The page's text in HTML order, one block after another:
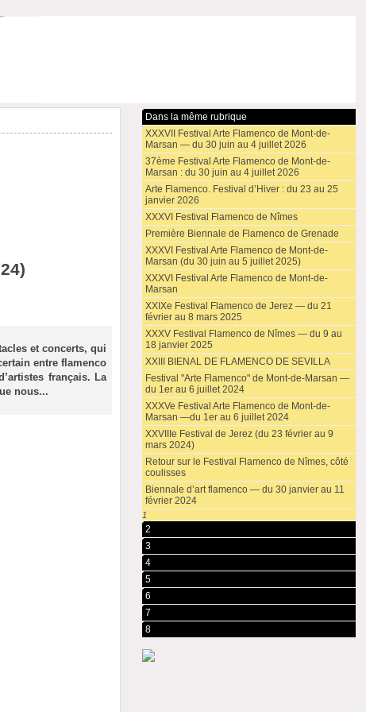
et concerts, qui
entre flamenco
français. La
nous...
Dans la même rubrique
XXXVII Festival Arte Flamenco de Mont-de-
Marsan — du 30 juin au 4 juillet 2026
37ème Festival Arte Flamenco de Mont-de-
Marsan : du 30 juin au 4 juillet 2026
Arte Flamenco. Festival d’Hiver : du 23 au 25
janvier 2026
XXXVI Festival Flamenco de Nîmes
Première Biennale de Flamenco de Grenade
XXXVI Festival Arte Flamenco de Mont-de-
Marsan (du 30 juin au 5 juillet 2025)
XXXVI Festival Arte Flamenco de Mont-de-
Marsan
XXIXe Festival Flamenco de Jerez — du 21
février au 8 mars 2025
XXXV Festival Flamenco de Nîmes — du 9 au
18 janvier 2025
XXIII BIENAL DE FLAMENCO DE SEVILLA
Festival "Arte Flamenco" de Mont-de-Marsan —
du 1er au 6 juillet 2024
XXXVe Festival Arte Flamenco de Mont-de-
Marsan —du 1er au 6 juillet 2024
XXVIIIe Festival de Jerez (du 23 février au 9
mars 2024)
Retour sur le Festival Flamenco de Nîmes, côté
coulisses
Biennale d’art flamenco — du 30 janvier au 11
février 2024
1
2
3
4
5
6
7
8